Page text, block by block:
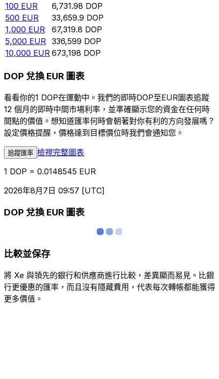
100 EUR 6,731.98 DOP
500 EUR 33,659.9 DOP
1,000 EUR 67,319.8 DOP
5,000 EUR 336,599 DOP
10,000 EUR 673,198 DOP
DOP 兌換 EUR 圖表
看看你的1 DOP在運動中。我們的即時DOP至EUR圖表追蹤
12 個月的即時中間市場利率，並準確顯示您的資金在任何時
間點的價值。想知道匯率何時會朝著對你有利的方向發展嗎？
設定價格提醒，價格達到目標價位時我們會通知您。
追蹤匯率 檢視完整圖表
1 DOP = 0.0148545 EUR
2026年8月7日 09:57 [UTC]
DOP 兌換 EUR 圖表
比較並保存
將 Xe 與領先的銀行和供應商進行比較，差異顯而易見。比銀
行更優惠的匯率，而且沒有隱藏費用，代表每次轉帳都能獲得
更多價值。